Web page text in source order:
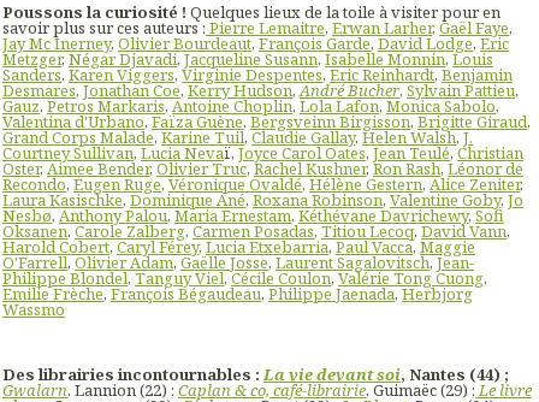
Poussons la curiosité ! Quelques lieux de la toile à visiter pour en
savoir plus sur ces auteurs : Pierre Lemaitre, Erwan Larher, Gaël Faye,
Jay Mc Inerney, Olivier Bourdeaut,François Garde,David Lodge,Eric
Metzger,Négar Djavadi,Jacqueline Susann,Isabelle Monnin,Louis
Sanders, Karen Viggers,Virginie Despentes,Eric Reinhardt,Benjamin
Desmares,Jonathan Coe,Kerry Hudson,André Bucher,Sylvain Pattieu,
Gauz,Petros Markaris,Antoine Choplin, Lola Lafon,Monica Sabolo,
Valentina d'Urbano,Faïza Guène,Bergsveinn Birgisson,Brigitte Giraud,
Grand Corps Malade,Karine Tuil,Claudie Gallay,Helen Walsh,J.
Courtney Sullivan,Lucia Nevaï,Joyce Carol Oates,Jean Teulé,Christian
Oster,Aimee Bender,Olivier Truc,Rachel Kushner, Ron Rash,Léonor de
Recondo,Eugen Ruge,Véronique Ovaldé,Hélène Gestern,Alice Zeniter,
Laura Kasischke,Dominique Ané,Roxana Robinson,Valentine Goby,Jo
Nesbø,Anthony Palou,Maria Ernestam,Kéthévane Davrichewy,Sofi
Oksanen,Carole Zalberg,Carmen Posadas,Titiou Lecoq,David Vann,
Harold Cobert,Caryl Férey,Lucia Etxebarria,Paul Vacca, Maggie
O'Farrell,Olivier Adam,Gaëlle Josse,Laurent Sagalovitsch,Jean-
Philippe Blondel,Tanguy Viel,Cécile Coulon,Valérie Tong Cuong,
Emilie Frèche,François Bégaudeau,Philippe Jaenada,Herbjorg
Wassmo
Des librairies incontournables :La vie devant soi, Nantes (44) ;
Gwalarn, Lannion (22) ; Caplan & co, café-librairie, Guimaëc (29) ;Le livre